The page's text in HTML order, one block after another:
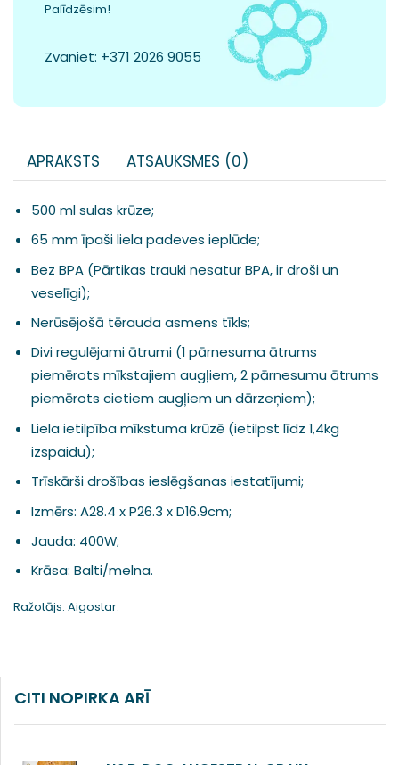
Palīdzēsim!
Zvaniet: +371 2026 9055
APRAKSTS ATSAUKSMES (0)
500 ml sulas krūze;
65 mm īpaši liela padeves ieplūde;
Bez BPA (Pārtikas trauki nesatur BPA, ir droši un
veselīgi);
Nerūsējošā tērauda asmens tīkls;
Divi regulējami ātrumi (1 pārnesuma ātrums
piemērots mīkstajiem augļiem, 2 pārnesumu ātrums
piemērots cietiem augļiem un dārzeņiem);
Liela ietilpība mīkstuma krūzē (ietilpst līdz 1,4kg
izspaidu);
Trīskārši drošības ieslēgšanas iestatījumi;
Izmērs: A28.4 x P26.3 x D16.9cm;
Jauda: 400W;
Krāsa: Balti/melna.
Ražotājs: Aigostar.
CITI NOPIRKA ARĪ